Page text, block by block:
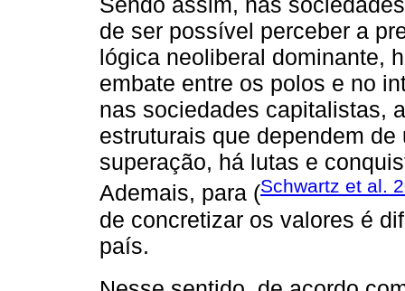
de ser possível perceber a
lógica neoliberal dominante,
embate entre os polos e no
nas sociedades capitalistas,
estruturais que dependem
superação, há lutas e
Ademais, para (Schwartz et al.
de concretizar os valores é
país.